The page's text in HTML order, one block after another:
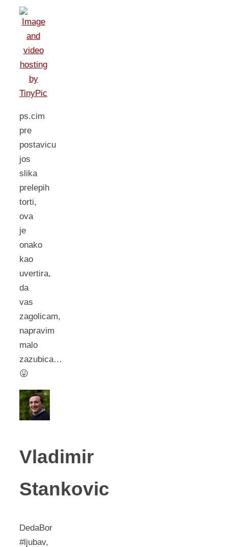
ps.cim
pre
postavicu
jos
slika
prelepih
torti,
ova
je
onako
kao
uvertira,
da
vas
zagolicam,
napravim
malo
zazubica…
😛
Vladimir
Stankovic
DedaBor
#ljubav,